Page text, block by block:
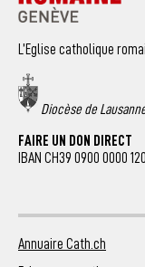
L’Eglise catholique
Diocèse de
FAIRE UN DON DIRECT
IBAN CH39 0900 0000
Annuaire Cath.ch